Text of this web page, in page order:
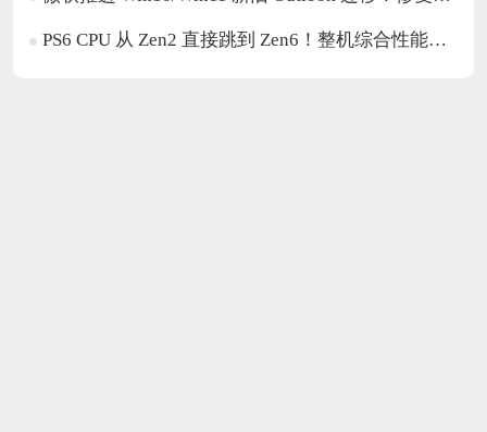
PS6 CPU 从 Zen2 直接跳到 Zen6！整机综合性能翻倍